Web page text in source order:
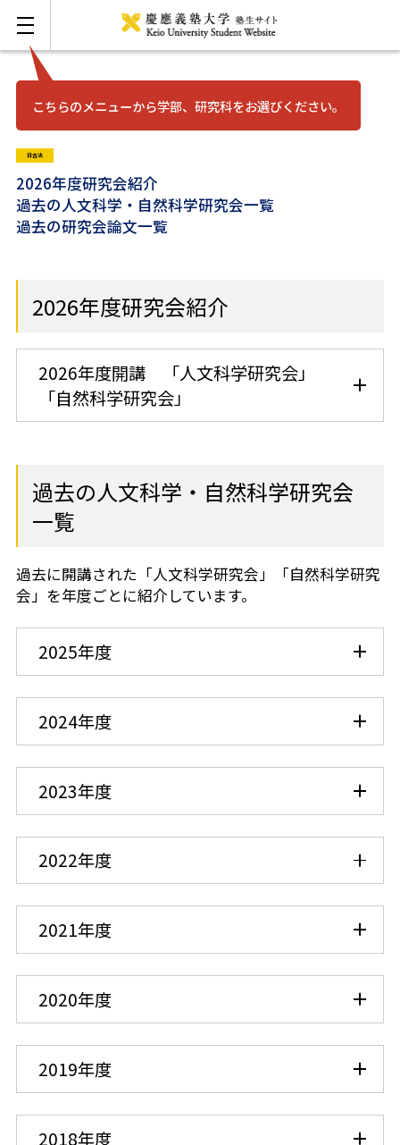
こちらのメニューから学部、研究科をお選びください。
お問い合わせ English
三田
日吉
湘南藤沢
矢上
信濃町
日吉法
2026年度研究会紹介
過去の人文科学・自然科学研究会一覧
過去の研究会論文一覧
2026年度研究会紹介
2026年度開講 「人文科学研究会」
「自然科学研究会」
過去の人文科学・自然科学研究会
一覧
過去に開講された「人文科学研究会」「自然科学研究
会」を年度ごとに紹介しています。
2025年度
2024年度
2023年度
2022年度
2021年度
2020年度
2019年度
2018年度